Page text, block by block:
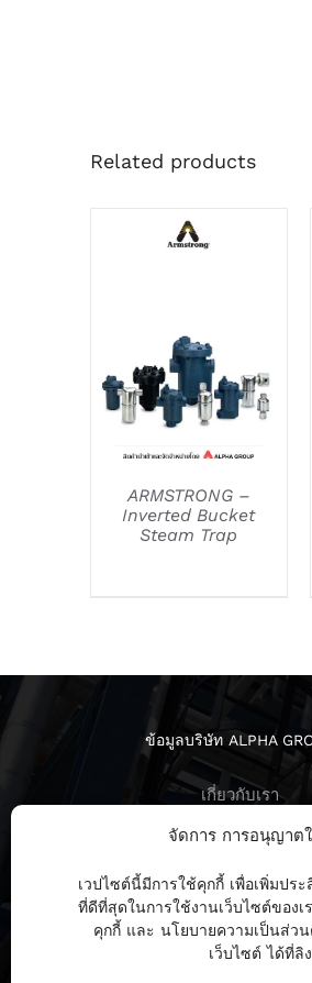
จัดการ การอนุญาต
เวปไซต์นี้มีการใช้คุกกี้ เพื่อเพิ่มป
ที่ดีที่สุดในการใช้งานเว็บไซต์ของ
คุกกี้ และ นโยบายความเป็นส่ว
เว็บไซต์ ได้ที่ลิ
Related products
DETAILS
ARMSTRONG –
Inverted Bucket
Steam Trap
ข้อมูลบริษัท ALPHA
เกี่ยวกับเรา
บทสัมภาษณ์ ผู้บริหาร
ข่าวสารล่าสุด